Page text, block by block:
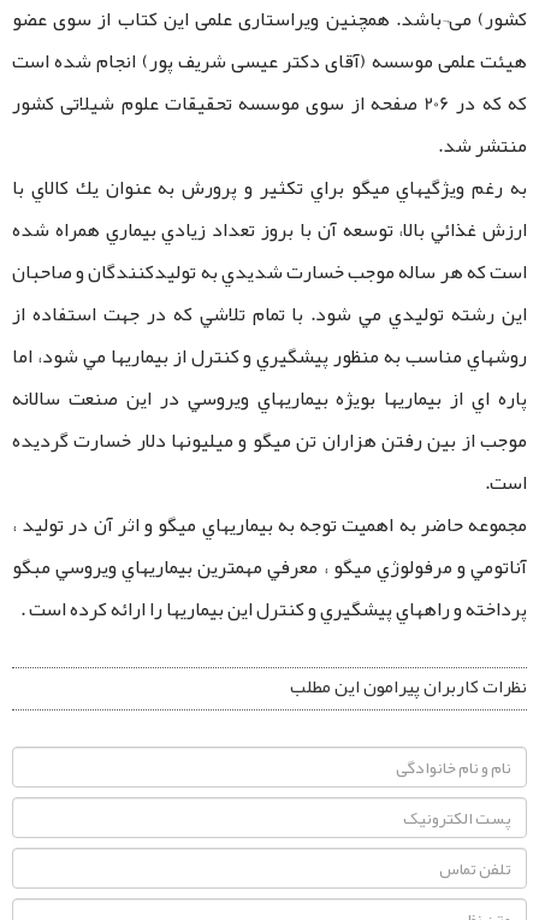
کشور) می¬باشد. همچنین ویراستاری علمی این کتاب از سوی عضو
هیئت علمی موسسه (آقای دکتر عیسی شریف پور) انجام شده است
که که در 206 صفحه از سوی موسسه تحقیقات علوم شیلاتی کشور
منتشر شد.
به رغم ويژگيهاي ميگو براي تكثير و پرورش به عنوان يك كالاي با
ارزش غذائي بالا، توسعه آن با بروز تعداد زيادي بيماري همراه شده
است كه هر ساله موجب خسارت شديدي به توليدكنندگان و صاحبان
اين رشته توليدي مي شود. با تمام تلاشي كه در جهت استفاده از
روشهاي مناسب به منظور پيشگيري و كنترل از بيماريها مي شود، اما
پاره اي از بيماريها بویژه بيماريهاي ويروسي در اين صنعت سالانه
موجب از بين رفتن هزاران تن ميگو و ميليونها دلار خسارت گرديده
است.
مجموعه حاضر به اهميت توجه به بيماريهاي ميگو و اثر آن در توليد ،
آناتومي و مرفولوژي ميگو ، معرفي مهمترين بيماريهاي ويروسي مبگو
پرداخته و راههاي پيشگيري و كنترل اين بيماريها را ارائه كرده است .
نظرات کاربران پیرامون این مطلب